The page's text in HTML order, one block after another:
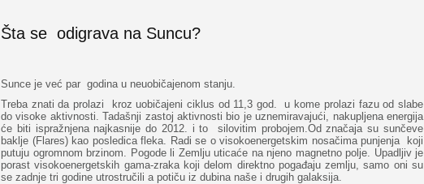
Šta se odigrava na Suncu?
Sunce je već par godina u neuobičajenom stanju.
Treba znati da prolazi kroz uobičajeni ciklus od 11,3 god. u kome prolazi fazu od slabe
do visoke aktivnosti. Tadašnji zastoj aktivnosti bio je uznemiravajući, nakupljena energija
će biti ispražnjena najkasnije do 2012. i to silovitim probojem.Od značaja su sunčeve
baklje (Flares) kao posledica fleka. Radi se o visokoenergetskim nosačima punjenja koji
putuju ogromnom brzinom. Pogode li Zemlju uticaće na njeno magnetno polje. Upadljiv je
porast visokoenergetskih gama-zraka koji delom direktno pogađaju zemlju, samo oni su
se zadnje tri godine utrostručili a potiču iz dubina naše i drugih galaksija.